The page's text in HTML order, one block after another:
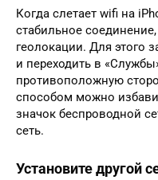
Когда слетает wifi на
стабильное
геолокации. Для этого
и переходить в
противоположную
способом можно
значок беспроводной
сеть.
Установите другой